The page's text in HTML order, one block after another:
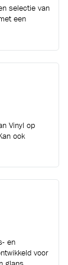
selectie van
een
Vinyl op
ook
en
voor